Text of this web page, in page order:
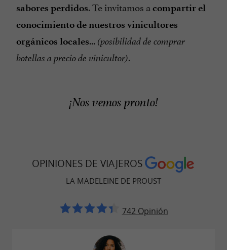
sabores perdidos. Te invitamos a compartir el
conocimiento de nuestros vinicultores
orgánicos locales... (posibilidad de comprar
botellas a precio de vinicultor).
¡Nos vemos pronto!
OPINIONES DE VIAJEROS
LA MADELEINE DE PROUST
742 Opinión